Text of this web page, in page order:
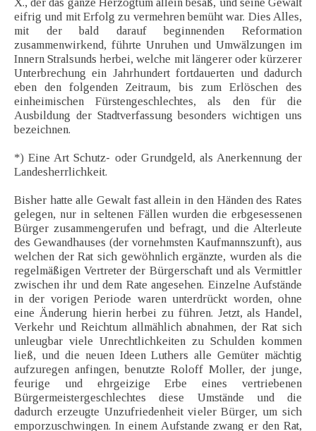
X., der das ganze Herzogtum allein besaß, und seine Gewalt
eifrig und mit Erfolg zu vermehren bemüht war. Dies Alles,
mit der bald darauf beginnenden Reformation
zusammenwirkend, führte Unruhen und Umwälzungen im
Innern Stralsunds herbei, welche mit längerer oder kürzerer
Unterbrechung ein Jahrhundert fortdauerten und dadurch
eben den folgenden Zeitraum, bis zum Erlöschen des
einheimischen Fürstengeschlechtes, als den für die
Ausbildung der Stadtverfassung besonders wichtigen uns
bezeichnen.
*) Eine Art Schutz- oder Grundgeld, als Anerkennung der
Landesherrlichkeit.
Bisher hatte alle Gewalt fast allein in den Händen des Rates
gelegen, nur in seltenen Fällen wurden die erbgesessenen
Bürger zusammengerufen und befragt, und die Alterleute
des Gewandhauses (der vornehmsten Kaufmannszunft), aus
welchen der Rat sich gewöhnlich ergänzte, wurden als die
regelmäßigen Vertreter der Bürgerschaft und als Vermittler
zwischen ihr und dem Rate angesehen. Einzelne Aufstände
in der vorigen Periode waren unterdrückt worden, ohne
eine Änderung hierin herbei zu führen. Jetzt, als Handel,
Verkehr und Reichtum allmählich abnahmen, der Rat sich
unleugbar viele Unrechtlichkeiten zu Schulden kommen
ließ, und die neuen Ideen Luthers alle Gemüter mächtig
aufzuregen anfingen, benutzte Roloff Moller, der junge,
feurige und ehrgeizige Erbe eines vertriebenen
Bürgermeistergeschlechtes diese Umstände und die
dadurch erzeugte Unzufriedenheit vieler Bürger, um sich
emporzuschwingen. In einem Aufstande zwang er den Rat,